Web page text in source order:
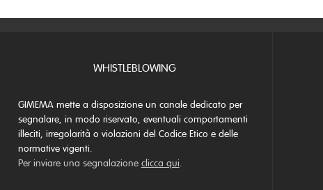
WHISTLEBLOWING
GIMEMA mette a disposizione un canale dedicato per
segnalare, in modo riservato, eventuali comportamenti
illeciti, irregolarità o violazioni del Codice Etico e delle
normative vigenti.
Per inviare una segnalazione clicca qui.